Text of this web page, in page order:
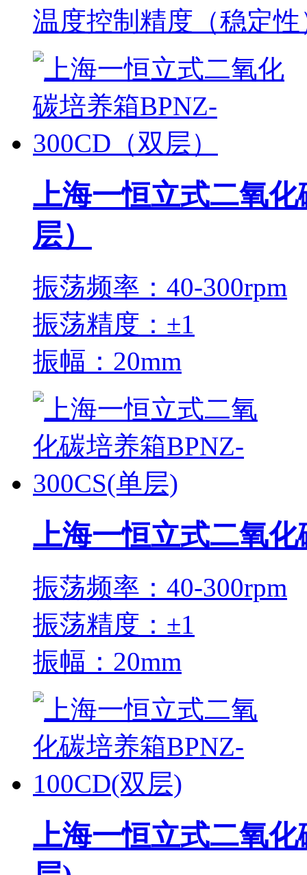
温度控制精度（稳定
上海一恒立式二氧
层）
振荡频率：40-300rpm
振荡精度：±1
振幅：20mm
上海一恒立式二氧
振荡频率：40-300rpm
振荡精度：±1
振幅：20mm
上海一恒立式二氧